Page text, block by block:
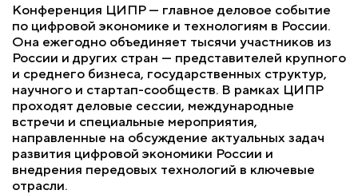
Конференция ЦИПР — главное деловое событие
по цифровой экономике и технологиям в России.
Она ежегодно объединяет тысячи участников из
России и других стран — представителей крупного
и среднего бизнеса, государственных структур,
научного и стартап-сообществ. В рамках ЦИПР
проходят деловые сессии, международные
встречи и специальные мероприятия,
направленные на обсуждение актуальных задач
развития цифровой экономики России и
внедрения передовых технологий в ключевые
отрасли.